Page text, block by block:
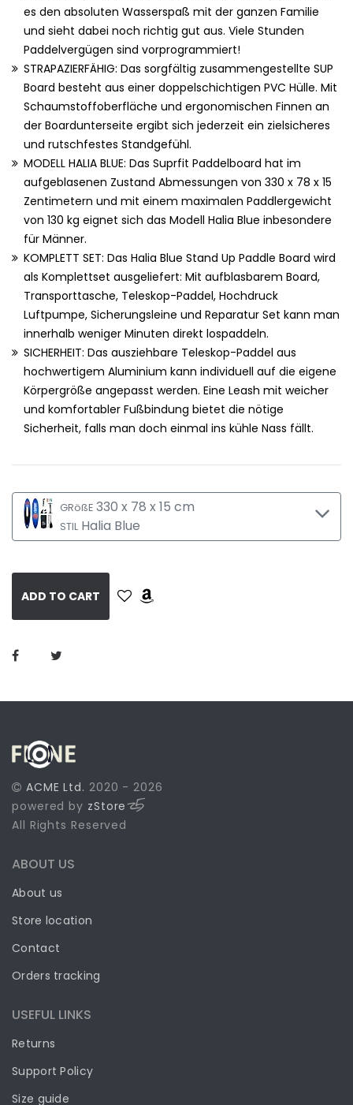
es den absoluten Wasserspaß mit der ganzen Familie
und sieht dabei noch richtig gut aus. Viele Stunden
Paddelvergügen sind vorprogrammiert!
STRAPAZIERFÄHIG: Das sorgfältig zusammengestellte SUP
Board besteht aus einer doppelschichtigen PVC Hülle. Mit
Schaumstoffoberfläche und ergonomischen Finnen an
der Boardunterseite ergibt sich jederzeit ein zielsicheres
und rutschfestes Standgefühl.
MODELL HALIA BLUE: Das Suprfit Paddelboard hat im
aufgeblasenen Zustand Abmessungen von 330 x 78 x 15
Zentimetern und mit einem maximalen Paddlergewicht
von 130 kg eignet sich das Modell Halia Blue inbesondere
für Männer.
KOMPLETT SET: Das Halia Blue Stand Up Paddle Board wird
als Komplettset ausgeliefert: Mit aufblasbarem Board,
Transporttasche, Teleskop-Paddel, Hochdruck
Luftpumpe, Sicherungsleine und Reparatur Set kann man
innerhalb weniger Minuten direkt lospaddeln.
SICHERHEIT: Das ausziehbare Teleskop-Paddel aus
hochwertigem Aluminium kann individuell auf die eigene
Körpergröße angepasst werden. Eine Leash mit weicher
und komfortabler Fußbindung bietet die nötige
Sicherheit, falls man doch einmal ins kühle Nass fällt.
GRößE 330 x 78 x 15 cm
STIL Halia Blue
ADD TO CART
ACME Ltd. 2020 - 2026
powered by zStore
All Rights Reserved
ABOUT US
About us
Store location
Contact
Orders tracking
USEFUL LINKS
Returns
Support Policy
Size guide